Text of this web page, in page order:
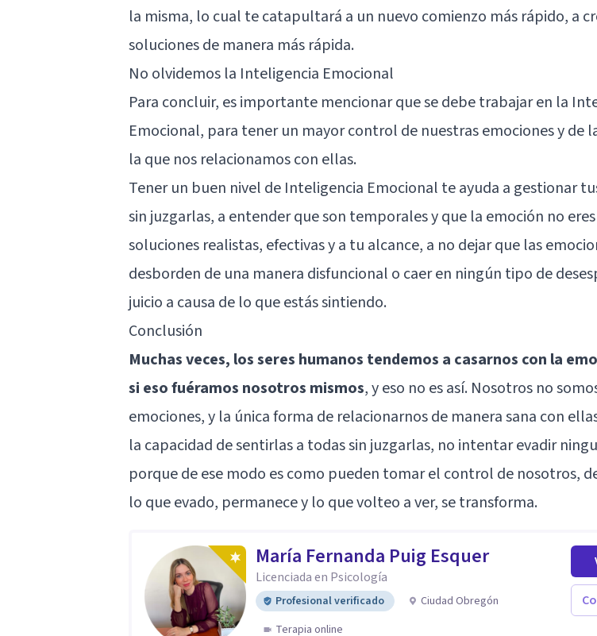
la misma, lo cual te catapultará a un nuevo comienzo más rápido, a
soluciones de manera más rápida.
No olvidemos la Inteligencia Emocional
Para concluir, es importante mencionar que se debe trabajar en la
Emocional, para tener un mayor control de nuestras emociones y de
la que nos relacionamos con ellas.
Tener un buen nivel de Inteligencia Emocional te ayuda a gestionar
sin juzgarlas, a entender que son temporales y que la emoción no
soluciones realistas, efectivas y a tu alcance, a no dejar que las
desborden de una manera disfuncional o caer en ningún tipo de
juicio a causa de lo que estás sintiendo.
Conclusión
Muchas veces, los seres humanos tendemos a casarnos con la
si eso fuéramos nosotros mismos, y eso no es así. Nosotros no
emociones, y la única forma de relacionarnos de manera sana con
la capacidad de sentirlas a todas sin juzgarlas, no intentar evadir
porque de ese modo es como pueden tomar el control de nosotros,
lo que evado, permanece y lo que volteo a ver, se transforma.
María Fernanda Puig Esquer
Licenciada en Psicología
Profesional verificado
Ciudad Obregón
Terapia online